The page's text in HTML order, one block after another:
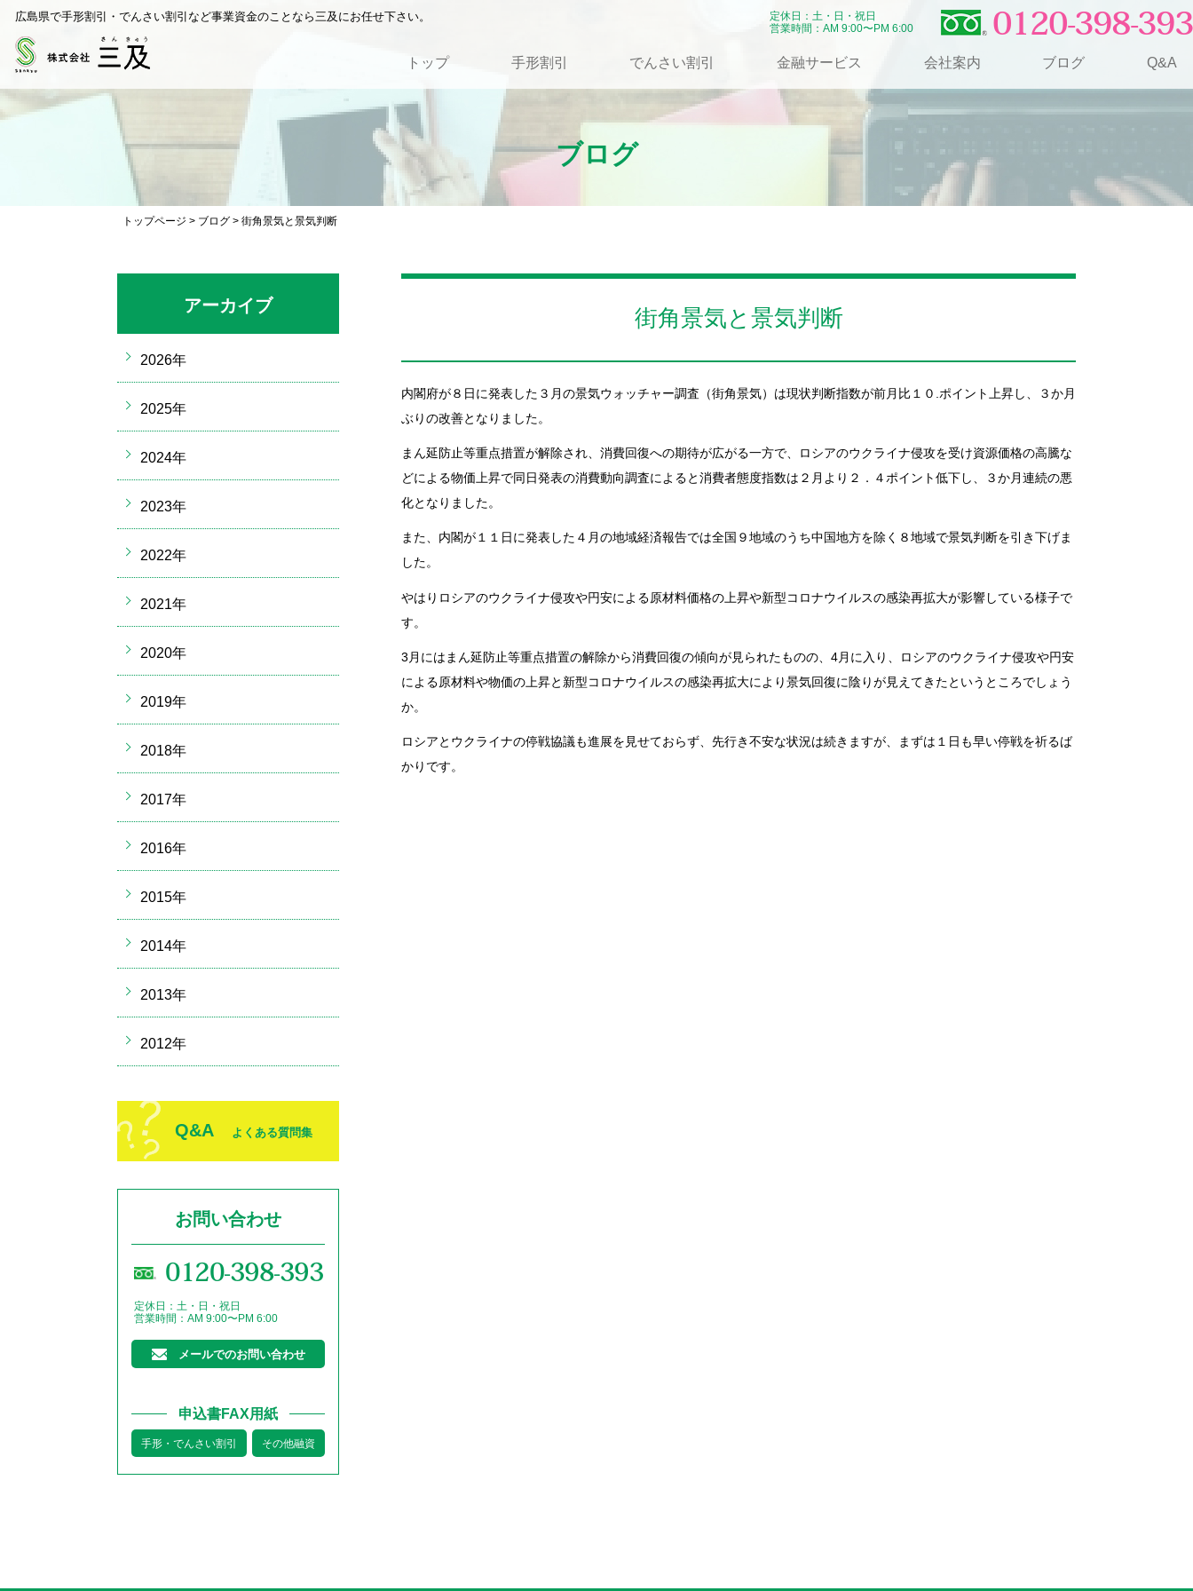
広島県で手形割引・でんさい割引など事業資金のことなら三及にお任せ下さい。
定休日：土・日・祝日
営業時間：AM 9:00〜PM 6:00
0120-398-393
トップ 手形割引 でんさい割引 金融サービス 会社案内 ブログ Q&A
ブログ
トップページ > ブログ > 街角景気と景気判断
街角景気と景気判断
内閣府が８日に発表した３月の景気ウォッチャー調査（街角景気）は現状判断指数が前月比１０.ポイント上昇し、３か月
ぶりの改善となりました。
まん延防止等重点措置が解除され、消費回復への期待が広がる一方で、ロシアのウクライナ侵攻を受け資源価格の高騰な
どによる物価上昇で同日発表の消費動向調査によると消費者態度指数は２月より２．４ポイント低下し、３か月連続の悪
化となりました。
また、内閣が１１日に発表した４月の地域経済報告では全国９地域のうち中国地方を除く８地域で景気判断を引き下げま
した。
やはりロシアのウクライナ侵攻や円安による原材料価格の上昇や新型コロナウイルスの感染再拡大が影響している様子で
す。
3月にはまん延防止等重点措置の解除から消費回復の傾向が見られたものの、4月に入り、ロシアのウクライナ侵攻や円安
による原材料や物価の上昇と新型コロナウイルスの感染再拡大により景気回復に陰りが見えてきたというところでしょう
か。
ロシアとウクライナの停戦協議も進展を見せておらず、先行き不安な状況は続きますが、まずは１日も早い停戦を祈るば
かりです。
アーカイブ
2026年
2025年
2024年
2023年
2022年
2021年
2020年
2019年
2018年
2017年
2016年
2015年
2014年
2013年
2012年
Q&A よくある質問集
お問い合わせ
0120-398-393
定休日：土・日・祝日
営業時間：AM 9:00〜PM 6:00
メールでのお問い合わせ
申込書FAX用紙
手形・でんさい割引 その他融資